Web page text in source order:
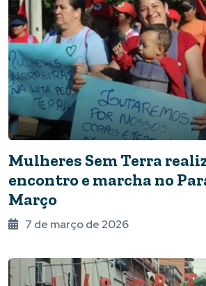
Mulheres Sem Terra
encontro e marcha no
Março
7 de março de 2026